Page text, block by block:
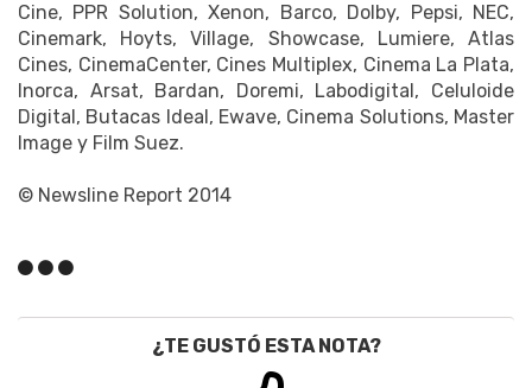
Cine, PPR Solution, Xenon, Barco, Dolby, Pepsi, NEC,
Cinemark, Hoyts, Village, Showcase, Lumiere, Atlas
Cines, CinemaCenter, Cines Multiplex, Cinema La Plata,
Inorca, Arsat, Bardan, Doremi, Labodigital, Celuloide
Digital, Butacas Ideal, Ewave, Cinema Solutions, Master
Image y Film Suez.
© Newsline Report 2014
¿TE GUSTÓ ESTA NOTA?